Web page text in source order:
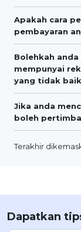
Apakah cara
pembayaran
Bolehkah
mempunyai
yang tidak
Jika anda
boleh
Terakhir
Dapatkan